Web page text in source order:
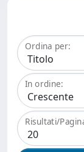
Ordina per:
In ordine:
Risultati/